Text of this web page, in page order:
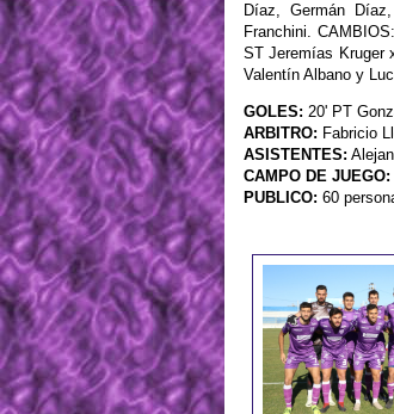
Díaz, Germán
Franchini.
ST Jeremías Kruger
Valentín Albano y
GOLES: 20' PT
ARBITRO: Fabricio
ASISTENTES:
CAMPO DE JUEGO:
PUBLICO: 60